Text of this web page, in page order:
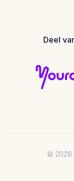
Deel
© 2026